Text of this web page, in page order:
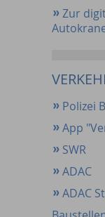
Zur
Polizei
App
SWR
ADAC
ADAC